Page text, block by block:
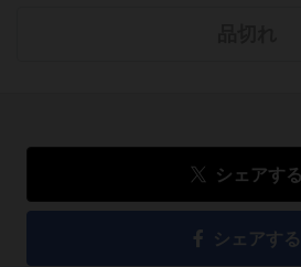
シェアする
シェアする